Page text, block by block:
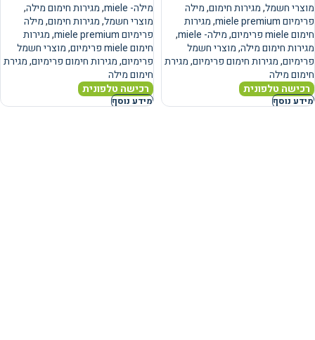
מוצרי חשמל,מגירות חימום,מילה
פרימיום miele premium
,מגירות
חימום miele פרימיום
,מילה- miele
,
מגירות חימום מילה,מוצרי חשמל
פרימיום,מגירות חימום פרימיום,מגירת
חימום מילה
רכישה טלפונית
מידע נוסף
מילה- miele ,מגירות חימום מילה,
מוצרי חשמל,מגירות חימום,מילה
פרימיום miele premium
,מגירות
חימום miele פרימיום
,מוצרי חשמל
פרימיום,מגירות חימום פרימיום,מגירת
חימום מילה
רכישה טלפונית
מידע נוסף